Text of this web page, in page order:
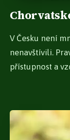
V Česku není
nenavštívili.
přístupnost a